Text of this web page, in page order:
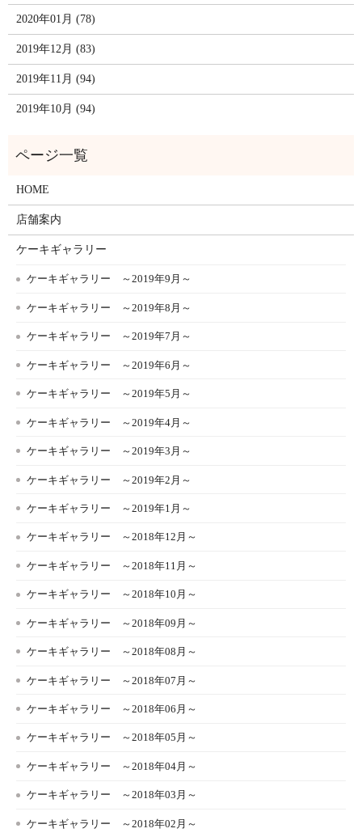
2020年01月 (78)
2019年12月 (83)
2019年11月 (94)
2019年10月 (94)
HOME
店舗案内
ケーキギャラリー
ケーキギャラリー ～2019年9月～
ケーキギャラリー ～2019年8月～
ケーキギャラリー ～2019年7月～
ケーキギャラリー ～2019年6月～
ケーキギャラリー ～2019年5月～
ケーキギャラリー ～2019年4月～
ケーキギャラリー ～2019年3月～
ケーキギャラリー ～2019年2月～
ケーキギャラリー ～2019年1月～
ケーキギャラリー ～2018年12月～
ケーキギャラリー ～2018年11月～
ケーキギャラリー ～2018年10月～
ケーキギャラリー ～2018年09月～
ケーキギャラリー ～2018年08月～
ケーキギャラリー ～2018年07月～
ケーキギャラリー ～2018年06月～
ケーキギャラリー ～2018年05月～
ケーキギャラリー ～2018年04月～
ケーキギャラリー ～2018年03月～
ケーキギャラリー ～2018年02月～